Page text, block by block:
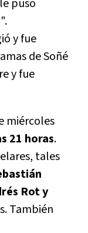
puso
".
y fue
de Soñé
y fue
miércoles
21 horas.
tales
Rot y
También